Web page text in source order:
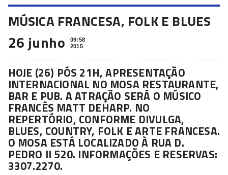
MÚSICA FRANCESA, FOLK E BLUES
26 junho
09:58
2015
HOJE (26) PÓS 21H, APRESENTAÇÃO
INTERNACIONAL NO MOSA RESTAURANTE,
BAR E PUB. A ATRAÇÃO SERÁ O MÚSICO
FRANCÊS MATT DEHARP. NO
REPERTÓRIO, CONFORME DIVULGA,
BLUES, COUNTRY, FOLK E ARTE FRANCESA.
O MOSA ESTÁ LOCALIZADO À RUA D.
PEDRO II 520. INFORMAÇÕES E RESERVAS:
3307.2270.